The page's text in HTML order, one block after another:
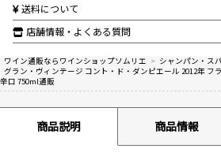
送料について
店舗情報・よくある質問
ワイン通販ならワインショップソムリエ > シャンパン・ス
グラン・ヴィンテージ コント・ド・ダンピエール 2012年 フ
辛口 750ml通販
商品説明 商品情報